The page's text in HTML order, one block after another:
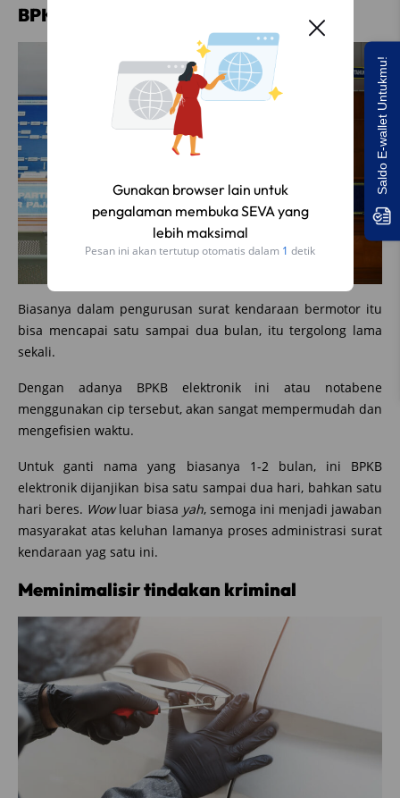
BPKB elektronik efisien waktu
Biasanya dalam pengurusan surat kendaraan bermotor itu
bisa mencapai satu sampai dua bulan, itu tergolong lama
sekali.
Dengan adanya BPKB elektronik ini atau notabene
menggunakan cip tersebut, akan sangat mempermudah dan
mengefisien waktu.
Untuk ganti nama yang biasanya 1-2 bulan, ini BPKB
elektronik dijanjikan bisa satu sampai dua hari, bahkan satu
hari beres. Wowluar biasa yah, semoga ini menjadi jawaban
masyarakat atas keluhan lamanya proses administrasi surat
kendaraan yag satu ini.
Meminimalisir tindakan kriminal
Saldo E-wallet Untukmu!